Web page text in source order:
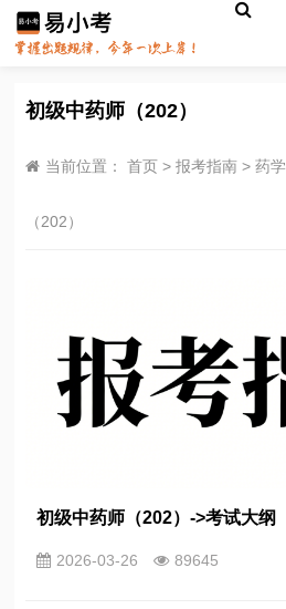
初级中药师（202）
当前位置： 首页 >报考指南 >药学
（202）
初级中药师（202）->考试大纲
2026-03-26 89645